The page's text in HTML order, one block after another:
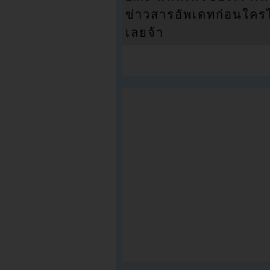
ข่าวสารอัพเดทก่อนใคร
เลยจ้า